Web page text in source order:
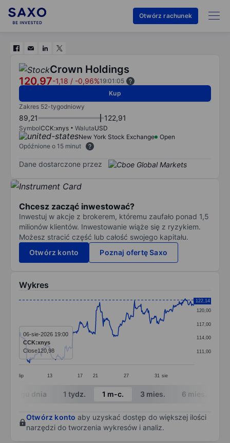
Otwórz rachunek
Crown Holdings
120,97-1,18 / -0,96%19:01:05
Kup
Zakres 52-tygodniowy
89,21 122,91
SymbolCCK:xnys WalutaUSD
New York Stock Exchange
Open
Opóźnione o 15 minut
Dane dostarczone przez
Chcesz zacząć inwestować?
Inwestuj w akcje z brokerem, któremu zaufało ponad 1,5
milionów klientów. Inwestowanie wiąże się z ryzykiem.
Możesz stracić część lub całość swojego kapitału.
Otwórz konto
Poznaj ofertę Saxo
Wykres
Line chart with 298 data points.
The chart has 1 X axis displaying categories.
The chart has 1 Y axis displaying values. Data
lip 13 17 21 27 31 sie
111,00
114,00
117,00
120,00
122,14
06-sie-2026 19:00
CCK:xnys
Close120,98
End of interactive chart.
W ciągu dnia 1 tydz. 1 m-c. 3 mies. 6 mies.
Otwórz konto aby uzyskać dostęp do większej ilości
narzędzi do tworzenia wykresów i analiz.